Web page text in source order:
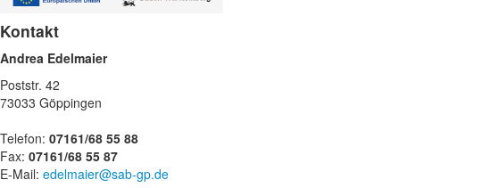
Kontakt
Andrea Edelmaier
Poststr. 42
73033 Göppingen
Telefon: 07161/68 55 88
Fax: 07161/68 55 87
E-Mail: edelmaier@sab-gp.de